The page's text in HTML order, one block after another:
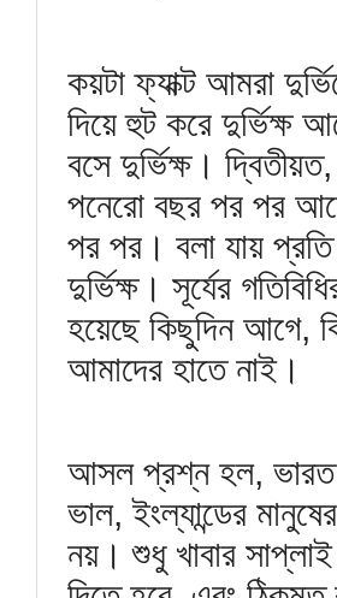
কয়টা ফ্যাক্ট আমরা
দিয়ে হুট করে দুর্ভিক্ষ
বসে দুর্ভিক্ষ।
পনেরো বছর পর পর
পর পর। বলা যায়
দুর্ভিক্ষ। সূর্যের
হয়েছে কিছুদিন আগে,
আমাদের হাতে নাই।
আসল প্রশ্ন হল, ভারত
ভাল, ইংল্যান্ডের
নয়। শুধু খাবার